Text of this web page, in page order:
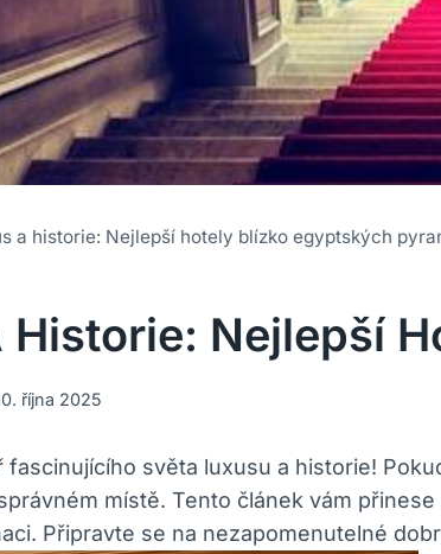
a historie: Nejlepší hotely blízko egyptských
Historie: Nejlepší
října 2025
fascinujícího světa luxusu a historie!
místě. Tento článek vám
Připravte se na nezapomenutelné